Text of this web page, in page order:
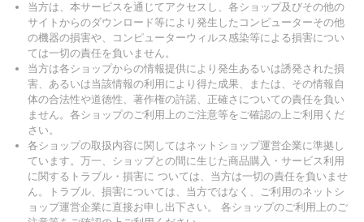
当方は、本サービスを通じてアクセスし、各ショップ及びその他の
サイトからのダウンロード等により発生したコンピューターその他
の機器の損害や、コンピューターウィルス感染等による損害につい
ては一切の責任を負いません。
当方は各ショップからの情報提供により発生あるいは誘発された損
害、あるいは当該情報の利用により得た成果、または、その情報自
体の合法性や道徳性、著作権の許諾、正確さについての責任を負い
ません。各ショップのご利用上のご注意等をご確認の上ご利用くだ
さい。
各ショップの取扱内容に関してはネットショップ運営企業に準拠し
ています。万一、ショップとの間に生じた商品購入・サービス利用
に関するトラブル・損害に ついては、当方は一切の責任を負いませ
ん。トラブル、損害については、当方ではなく、ご利用のネットシ
ョップ運営企業に直接お申し出下さい。 各ショップのご利用上のご